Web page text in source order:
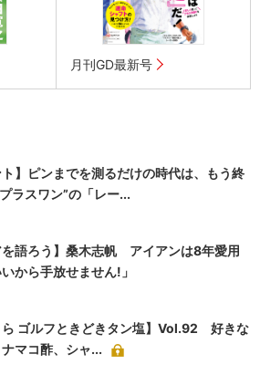
月刊GD最新号
ト】ピンまでを測るだけの時代は、もう終
ラスワン”の「レー...
を語ろう】桑木志帆 アイアンは8年愛用
いから手放せません!」
ら ゴルフときどきタン塩】Vol.92 好きな
マコ酢、シャ...